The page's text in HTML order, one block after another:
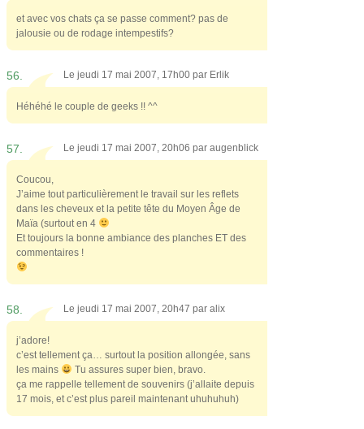
et avec vos chats ça se passe comment? pas de
jalousie ou de rodage intempestifs?
56. Le jeudi 17 mai 2007, 17h00 par Erlik
Héhéhé le couple de geeks !! ^^
57. Le jeudi 17 mai 2007, 20h06 par augenblick
Coucou,
J’aime tout particulièrement le travail sur les reflets
dans les cheveux et la petite tête du Moyen Âge de
Maïa (surtout en 4
Et toujours la bonne ambiance des planches ET des
commentaires !
58. Le jeudi 17 mai 2007, 20h47 par alix
j’adore!
c’est tellement ça… surtout la position allongée, sans
les mains
Tu assures super bien, bravo.
ça me rappelle tellement de souvenirs (j’allaite depuis
17 mois, et c’est plus pareil maintenant uhuhuhuh)